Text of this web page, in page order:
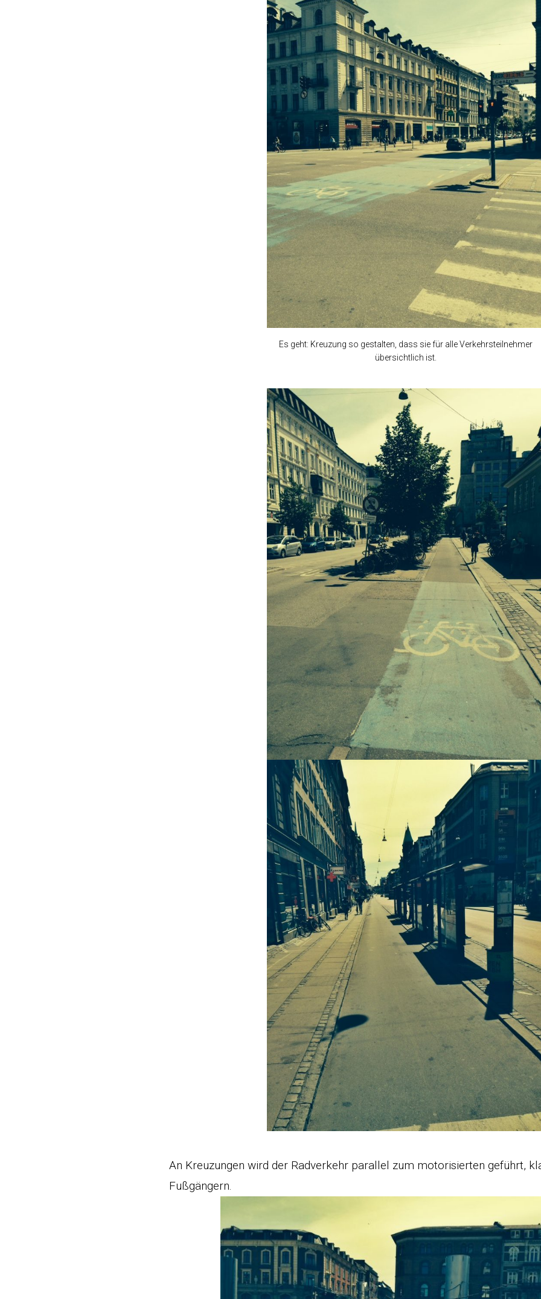
Es geht: Kreuzung so gestalten, dass sie für alle Verkehrsteilnehmer
übersichtlich ist.
An Kreuzungen wird der Radverkehr parallel zum motorisierten geführt,
Fußgängern.